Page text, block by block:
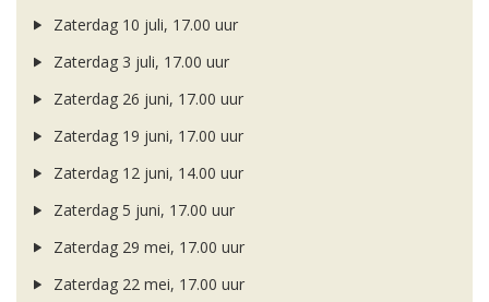
Zaterdag 10 juli, 17.00 uur
Zaterdag 3 juli, 17.00 uur
Zaterdag 26 juni, 17.00 uur
Zaterdag 19 juni, 17.00 uur
Zaterdag 12 juni, 14.00 uur
Zaterdag 5 juni, 17.00 uur
Zaterdag 29 mei, 17.00 uur
Zaterdag 22 mei, 17.00 uur